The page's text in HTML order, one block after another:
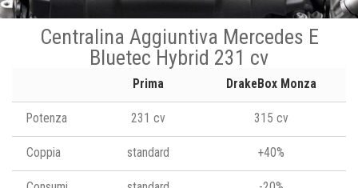
Centralina Aggiuntiva Mercedes E
Bluetec Hybrid 231 cv
Prima DrakeBox Monza
Potenza 231 cv 315 cv
Coppia standard +40%